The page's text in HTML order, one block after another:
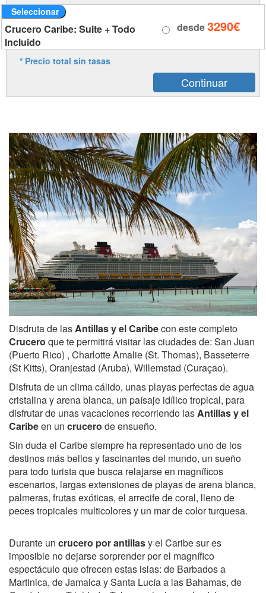
Seleccionar
Crucero Caribe: Suite + Todo
Incluido
desde3290€
* Precio total sin tasas
Disdruta de las Antillas y el Caribecon este completo
Crucero que te permitirá visitar las ciudades de: San Juan
(Puerto Rico) , Charlotte Amalie (St. Thomas), Basseterre
(St Kitts), Oranjestad (Aruba), Willemstad (Curaçao).
Disfruta de un clima cálido, unas playas perfectas de agua
cristalina y arena blanca, un paísaje idílico tropical, para
disfrutar de unas vacaciones recorriendo las Antillas y el
Caribeen un crucero de ensueño.
Sin duda el Caribe siempre ha representado uno de los
destinos más bellos y fascinantes del mundo, un sueño
para todo turista que busca relajarse en magníficos
escenarios, largas extensiones de playas de arena blanca,
palmeras, frutas exóticas, el arrecife de coral, lleno de
peces tropicales multicolores y un mar de color turquesa.
Durante un crucero por antillasy el Caribe sur es
imposible no dejarse sorprender por el magnífico
espectáculo que ofrecen estas islas: de Barbados a
Martinica, de Jamaica y Santa Lucía a las Bahamas, de